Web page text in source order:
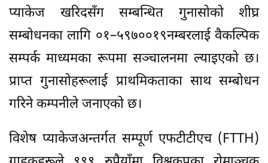
प्याकेज खरिदसँग सम्बन्धित गुनासोको शीघ्र
सम्बोधनका लागि ०१–५९७००१९नम्बरलाई वैकल्पिक
सम्पर्क माध्यमका रूपमा सञ्चालनमा ल्याइएको छ।
प्राप्त गुनासोहरूलाई प्राथमिकताका साथ सम्बोधन
गरिने कम्पनीले जनाएको छ।
विशेष प्याकेजअन्तर्गत सम्पूर्ण एफटीटीएच (FTTH)